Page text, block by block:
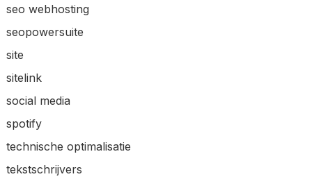
seo webhosting
seopowersuite
site
sitelink
social media
spotify
technische optimalisatie
tekstschrijvers